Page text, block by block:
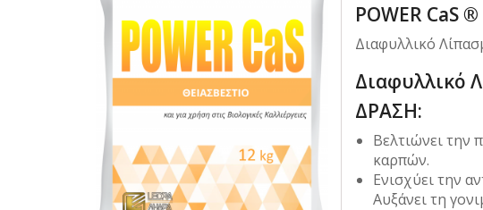
POWER CaS ®
Διαφυλλικό
Διαφυλλικό
ΔΡΑΣΗ:
Bελτιώνει την
καρπών.
Ενισχύει την
Αυξάνει τη